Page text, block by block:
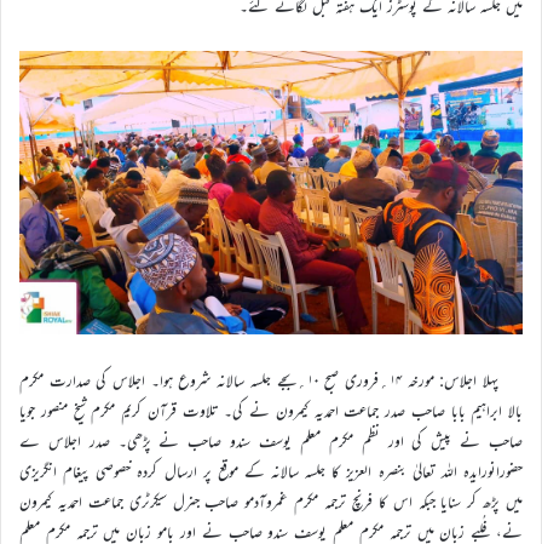
میں جلسہ سالانہ کے پوسٹرز ایک ہفتہ قبل لگائے گئے۔
پہلا اجلاس: مورخہ ۱۴؍فروری صبح ۱۰؍بجے جلسہ سالانہ شروع ہوا۔ اجلاس کی صدارت مکرم
بالا ابراہیم بابا صاحب صدر جماعت احمدیہ کیمرون نے کی۔ تلاوت قرآن کریم مکرم شیخ منصور جویا
صاحب نے پیش کی اور نظم مکرم معلم یوسف سندو صاحب نے پڑھی۔ صدر اجلاس ے
حضورانورایدہ اللہ تعالیٰ بنصرہ العزیز کا جلسہ سالانہ کے موقع پر ارسال کردہ خصوصی پیغام انگریزی
میں پڑھ کر سنایا جبکہ اس کا فرنچ ترجمہ مکرم غمروآدمو صاحب جنرل سیکرٹری جماعت احمدیہ کیمرون
نے، فُلبے زبان میں ترجمہ مکرم معلم یوسف سندو صاحب نے اور بامو زبان میں ترجمہ مکرم معلم